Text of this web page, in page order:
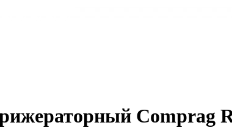
Comprag